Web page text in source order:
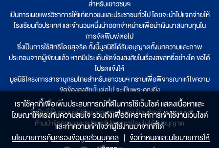
สำหรับเยาวชนฯ
เป็นการเผยแพร่วิชาการให้แก่เยาวชนและประชาชนทั่วไป โดยจะนำไปแจกจ่ายให้
โรงเรียนทั่วประเทศ และจำนวนหนึ่งนำออกจำหน่ายเพื่อนำเงินมาสมทบทุนใน
การจัดพิมพ์ต่อไป
ซึ่งเป็นการใช้สิทธิโดยสุจริต ทั้งนี้มูลนิธิได้รับอนุญาตทั้งบทความและภาพ
ประกอบจากผู้เขียนแล้ว หากมีประเด็นขัดข้องสงสัยในเรื่องลิขสิทธิ์อย่างใด ขอได้
โปรดแจ้งให้
มูลนิธิโครงการสารานุกรมไทยสำหรับเยาวชนฯ ทราบเพื่อพิจารณาแก้ไขความ
ขัดข้องสงสัยนั้นต่อไป จะเป็นพระคุณยิ่ง
ลิขสิทธิ์เป็นของมูลนิธิโครงการสารานุกรมไทยสำหรับเยาวชนฯ
ห้ามนำข้อความและรูปภาพไปเผยแพร่โดยไม่ได้รับอนุญาต
เราใช้คุกกี้เพื่อเพิ่มประสบการณ์ที่ดีในการใช้เว็บไซต์ แสดงเนื้อหาและ
โฆษณาให้ตรงกับความสนใจ รวมถึงเพื่อวิเคราะห์การเข้าใช้งานเว็บไซต์
และทำความเข้าใจว่าผู้ใช้งานมาจากที่ใด๋
นโยบายการคุ้มครองข้อมูลส่วนบุคคล | ข้อกำหนดและนโยบายการให้